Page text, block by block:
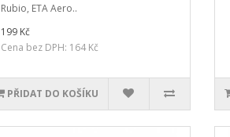
Rubio, ETA Aero..
199 Kč
Cena bez DPH: 164 Kč
PŘIDAT DO KOŠÍKU